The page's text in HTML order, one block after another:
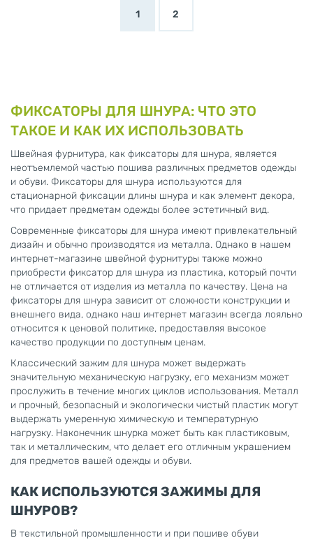
1 2
ФИКСАТОРЫ ДЛЯ ШНУРА: ЧТО ЭТО
ТАКОЕ И КАК ИХ ИСПОЛЬЗОВАТЬ
Швейная фурнитура, как фиксаторы для шнура, является
неотъемлемой частью пошива различных предметов одежды
и обуви. Фиксаторы для шнура используются для
стационарной фиксации длины шнура и как элемент декора,
что придает предметам одежды более эстетичный вид.
Современные фиксаторы для шнура имеют привлекательный
дизайн и обычно производятся из металла. Однако в нашем
интернет-магазине швейной фурнитуры также можно
приобрести фиксатор для шнура из пластика, который почти
не отличается от изделия из металла по качеству. Цена на
фиксаторы для шнура зависит от сложности конструкции и
внешнего вида, однако наш интернет магазин всегда лояльно
относится к ценовой политике, предоставляя высокое
качество продукции по доступным ценам.
Классический зажим для шнура может выдержать
значительную механическую нагрузку, его механизм может
прослужить в течение многих циклов использования. Металл
и прочный, безопасный и экологически чистый пластик могут
выдержать умеренную химическую и температурную
нагрузку. Наконечник шнурка может быть как пластиковым,
так и металлическим, что делает его отличным украшением
для предметов вашей одежды и обуви.
КАК ИСПОЛЬЗУЮТСЯ ЗАЖИМЫ ДЛЯ
ШНУРОВ?
В текстильной промышленности и при пошиве обуви